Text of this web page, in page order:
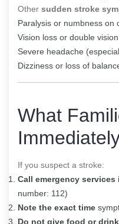
Other sudden stroke
Paralysis or numbness on
Vision loss or double vision
Severe headache
Dizziness or loss of
What
If you suspect a stroke:
Call emergency services
number: 112)
Note the exact time
Do not give food or drink